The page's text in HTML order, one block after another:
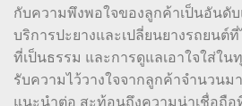
กับความพึงพอใจของลูกค้าเป็นอันดั
บริการปะยางและเปลี่ยนยางรถยนต์
ที่เป็นธรรม และการดูแลเอาใจใส่ใน
รับความไว้วางใจจากลูกค้าจำนวนม
แนะนำต่อ สะท้อนถึงความน่าเชื่อถื